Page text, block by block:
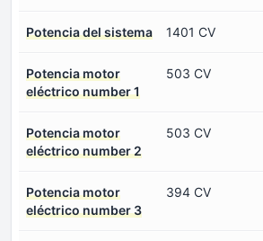
Potencia del sistema 1401 CV
Potencia motor
eléctrico number 1
503 CV
Potencia motor
eléctrico number 2
503 CV
Potencia motor
eléctrico number 3
394 CV